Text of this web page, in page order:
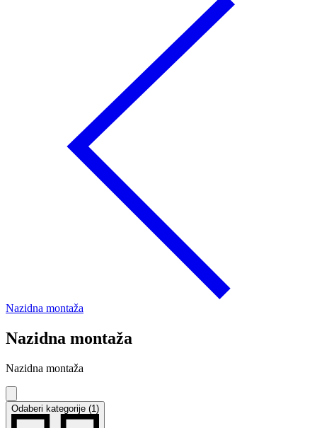
Nazidna montaža
Nazidna montaža
Nazidna montaža
Odaberi kategorije (1)